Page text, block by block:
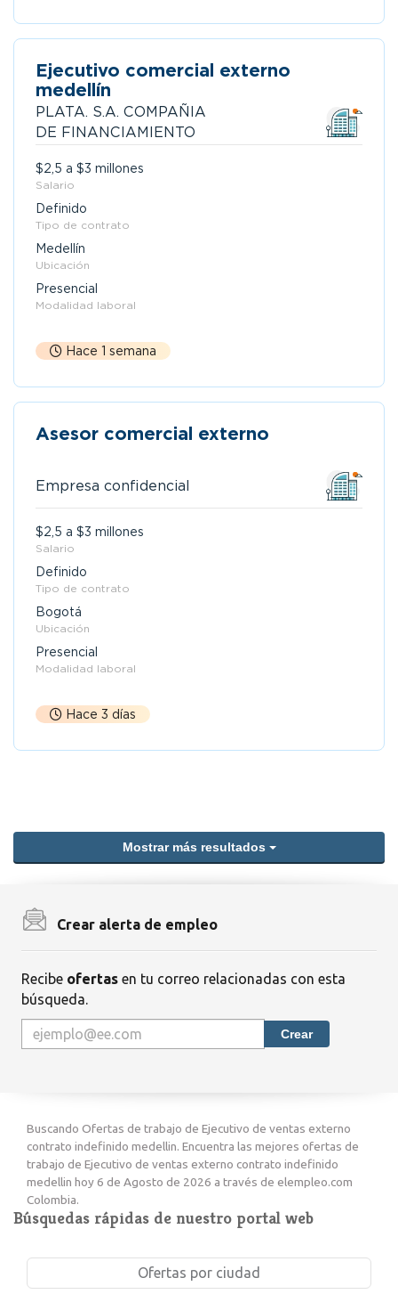
Ejecutivo comercial externo
medellín
PLATA. S.A. COMPAÑIA
DE FINANCIAMIENTO
$2,5 a $3 millones
Salario
Definido
Tipo de contrato
Medellín
Ubicación
Presencial
Modalidad laboral
Hace 1 semana
Asesor comercial externo
Empresa confidencial
$2,5 a $3 millones
Salario
Definido
Tipo de contrato
Bogotá
Ubicación
Presencial
Modalidad laboral
Hace 3 días
Mostrar más resultados
Crear alerta de empleo
Recibe ofertas en tu correo relacionadas con esta
búsqueda.
Crear
Buscando Ofertas de trabajo de Ejecutivo de ventas externo
contrato indefinido medellin. Encuentra las mejores ofertas de
trabajo de Ejecutivo de ventas externo contrato indefinido
medellin hoy 6 de Agosto de 2026 a través de elempleo.com
Colombia.
Búsquedas rápidas de nuestro portal web
Ofertas por ciudad